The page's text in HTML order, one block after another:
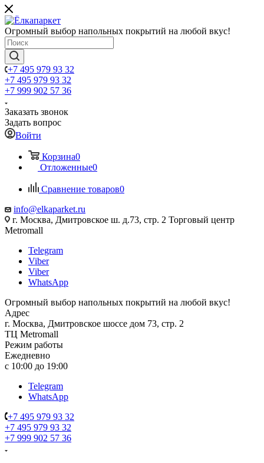
Огромный выбор напольных покрытий на любой вкус!
+7 495 979 93 32
+7 495 979 93 32
+7 999 902 57 36
Заказать звонок
Задать вопрос
Войти
Корзина0
Отложенные0
Сравнение товаров0
info@elkaparket.ru
г. Москва, Дмитровское ш. д.73, стр. 2 Торговый центр
Metromall
Telegram
Viber
Viber
WhatsApp
Огромный выбор напольных покрытий на любой вкус!
Адрес
г. Москва, Дмитровское шоссе дом 73, стр. 2
ТЦ Metromall
Режим работы
Ежедневно
с 10:00 до 19:00
Telegram
WhatsApp
+7 495 979 93 32
+7 495 979 93 32
+7 999 902 57 36